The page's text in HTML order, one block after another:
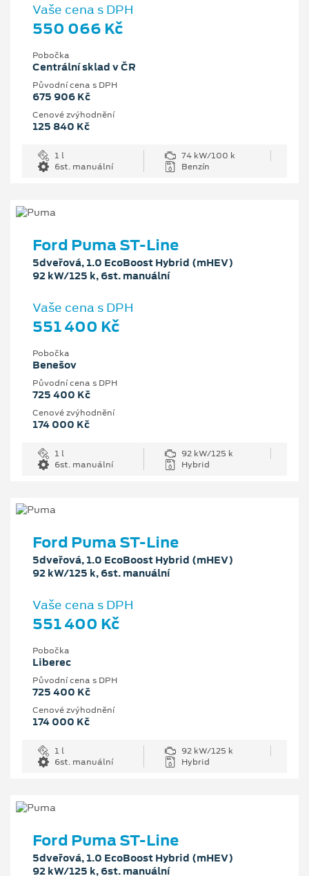
Vaše cena s DPH
550 066 Kč
Pobočka
Centrální sklad v ČR
Původní cena s DPH
675 906 Kč
Cenové zvýhodnění
125 840 Kč
1 l
74 kW/100 k
6st. manuální
Benzín
Ford Puma ST-Line
5dveřová, 1.0 EcoBoost Hybrid (mHEV)
92 kW/125 k, 6st. manuální
Vaše cena s DPH
551 400 Kč
Pobočka
Benešov
Původní cena s DPH
725 400 Kč
Cenové zvýhodnění
174 000 Kč
1 l
92 kW/125 k
6st. manuální
Hybrid
Ford Puma ST-Line
5dveřová, 1.0 EcoBoost Hybrid (mHEV)
92 kW/125 k, 6st. manuální
Vaše cena s DPH
551 400 Kč
Pobočka
Liberec
Původní cena s DPH
725 400 Kč
Cenové zvýhodnění
174 000 Kč
1 l
92 kW/125 k
6st. manuální
Hybrid
Ford Puma ST-Line
5dveřová, 1.0 EcoBoost Hybrid (mHEV)
92 kW/125 k, 6st. manuální